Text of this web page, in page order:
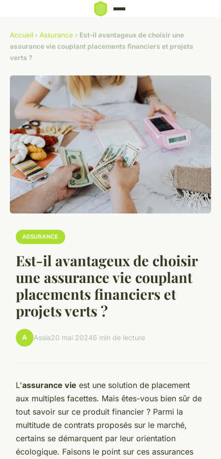
Accueil › Assurance › Est-il avantageux de choisir une
assurance vie couplant placements financiers et projets
verts ?
ASSURANCE
Est-il avantageux de choisir
une assurance vie couplant
placements financiers et
projets verts ?
A Assia20 mai 20246 min de lecture
L'assurance vie est une solution de placement
aux multiples facettes. Mais êtes-vous bien sûr de
tout savoir sur ce produit financier ? Parmi la
multitude de contrats proposés sur le marché,
certains se démarquent par leur orientation
écologique. Faisons le point sur ces assurances